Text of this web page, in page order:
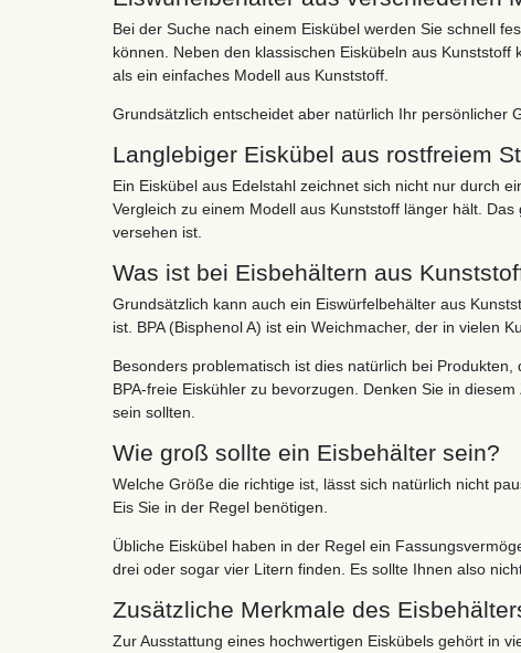
Bei der Suche nach einem Eiskübel werden Sie schnell
können. Neben den klassischen Eiskübeln aus
als ein einfaches Modell aus Kunststoff.
Grundsätzlich entscheidet aber natürlich Ihr persönlicher
Langlebiger Eiskübel aus rostfreiem
Ein Eiskübel aus Edelstahl zeichnet sich nicht nur durch
Vergleich zu einem Modell aus Kunststoff länger hält.
versehen ist.
Was ist bei Eisbehältern aus
Grundsätzlich kann auch ein Eiswürfelbehälter aus
ist. BPA (Bisphenol A) ist ein Weichmacher, der in vielen
Besonders problematisch ist dies natürlich bei
BPA-freie Eiskühler zu bevorzugen. Denken Sie in
sein sollten.
Wie groß sollte ein Eisbehälter sein?
Welche Größe die richtige ist, lässt sich natürlich nicht
Eis Sie in der Regel benötigen.
Übliche Eiskübel haben in der Regel ein
drei oder sogar vier Litern finden. Es sollte Ihnen also
Zusätzliche Merkmale des
Zur Ausstattung eines hochwertigen Eiskübels gehört in